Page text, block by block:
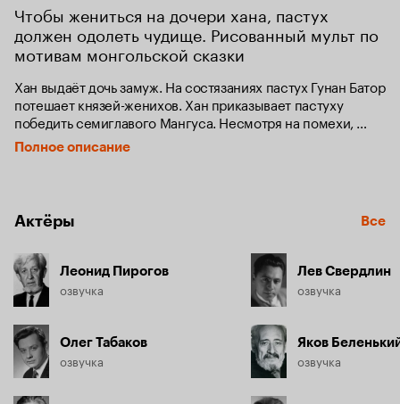
Чтобы жениться на дочери хана, пастух
должен одолеть чудище. Рисованный мульт по
мотивам монгольской сказки
Хан выдаёт дочь замуж. На состязаниях пастух Гунан Батор
потешает князей-женихов. Хан приказывает пастуху
победить семиглавого Мангуса. Несмотря на помехи,
чинимые князьями, Гунан выполняет задание.
Полное описание
Актёры Все
Леонид Пирогов
озвучка
Олег Табаков
озвучка
Лев Свердлин
озвучка
Яков
озвучка